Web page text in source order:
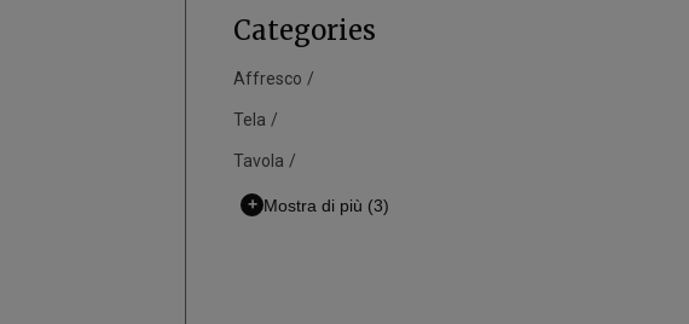
Categories
Affresco
Tela
Tavola
+ Mostra di più (3)